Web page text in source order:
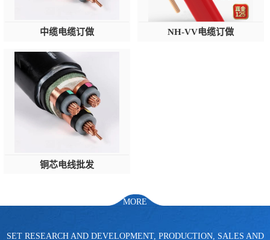
中缆电缆订做 NH-VV电缆订做
铜芯电线批发
MORE
SET RESEARCH AND DEVELOPMENT, PRODUCTION, SALES AND